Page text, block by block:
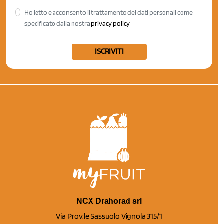
Ho letto e acconsento il trattamento dei dati personali come
specificato dalla nostra privacy policy
ISCRIVITI
NCX Drahorad srl
Via Prov.le Sassuolo Vignola 315/1